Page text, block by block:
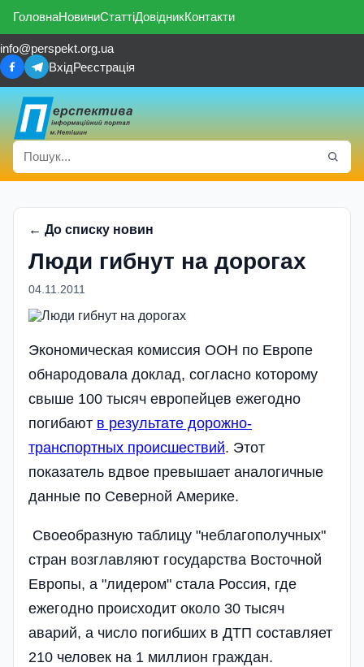
ГоловнаНовиниСтаттіДовідникКонтакти
info@perspekt.org.ua
ВхідРеєстрація
← До списку новин
Люди гибнут на дорогах
04.11.2011
Экономическая комиссия ООН по Европе
обнародовала доклад, согласно которому
свыше 100 тысяч европейцев ежегодно
погибают в результате дорожно-
транспортных происшествий. Этот
показатель вдвое превышает аналогичные
данные по Северной Америке.
Своеобразную таблицу "неблагополучных"
стран возглавляют государства Восточной
Европы, а "лидером" стала Россия, где
ежегодно происходит около 30 тысяч
аварий, а число погибших в ДТП составляет
210 человек на 1 миллион граждан.